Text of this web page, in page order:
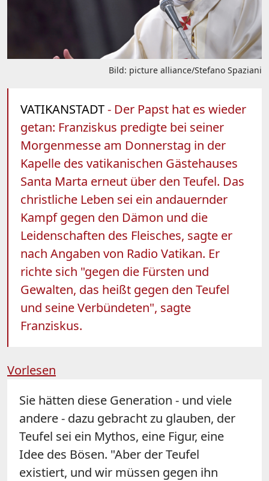
Bild: picture alliance/Stefano Spaziani
VATIKANSTADT- Der Papst hat es wieder
getan: Franziskus predigte bei seiner
Morgenmesse am Donnerstag in der
Kapelle des vatikanischen Gästehauses
Santa Marta erneut über den Teufel. Das
christliche Leben sei ein andauernder
Kampf gegen den Dämon und die
Leidenschaften des Fleisches, sagte er
nach Angaben von Radio Vatikan. Er
richte sich "gegen die Fürsten und
Gewalten, das heißt gegen den Teufel
und seine Verbündeten", sagte
Franziskus.
Vorlesen
Sie hätten diese Generation - und viele
andere - dazu gebracht zu glauben, der
Teufel sei ein Mythos, eine Figur, eine
Idee des Bösen. "Aber der Teufel
existiert, und wir müssen gegen ihn